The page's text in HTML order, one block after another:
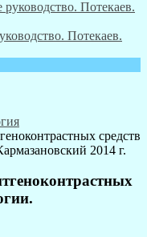
Потекаев.
средств
2014 г.